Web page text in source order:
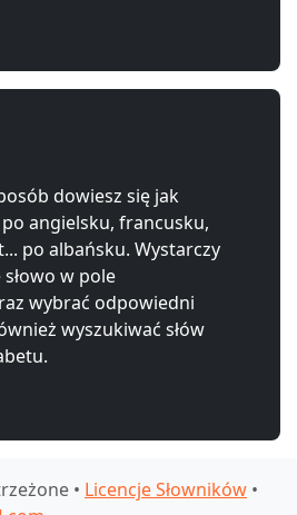
dowiesz się jak
angielsku, francusku,
po albańsku. Wystarczy
w pole
wybrać odpowiedni
wyszukiwać słów
• Licencje Słowników •